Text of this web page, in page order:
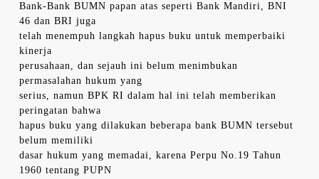
Bank-Bank BUMN papan atas seperti Bank Mandiri, BNI
46 dan BRI juga
telah menempuh langkah hapus buku untuk memperbaiki
kinerja
perusahaan, dan sejauh ini belum menimbukan
permasalahan hukum yang
serius, namun BPK RI dalam hal ini telah memberikan
peringatan bahwa
hapus buku yang dilakukan beberapa bank BUMN tersebut
belum memiliki
dasar hukum yang memadai, karena Perpu No.19 Tahun
1960 tentang PUPN